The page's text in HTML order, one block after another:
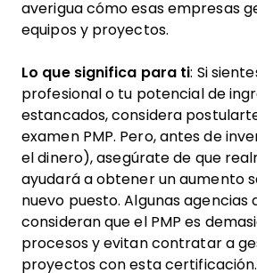
averigua cómo esas empresas
equipos y proyectos.
Lo que significa para ti: Si
profesional o tu potencial de
estancados, considera
examen PMP. Pero, antes de
el dinero), asegúrate de que
ayudará a obtener un aumento
nuevo puesto. Algunas agencias
consideran que el PMP es
procesos y evitan contratar a
proyectos con esta certificación.